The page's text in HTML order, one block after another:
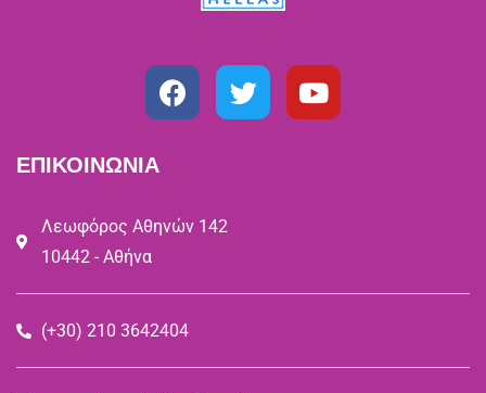
ΕΠΙΚΟΙΝΩΝΙΑ
Λεωφόρος Αθηνών 142
10442 - Αθήνα
(+30) 210 3642404